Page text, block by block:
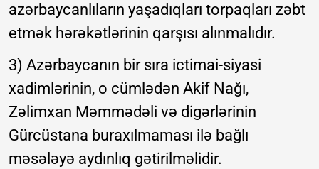
azərbaycanlıların yaşadıqları torpaqları zəbt
etmək hərəkətlərinin qarşısı alınmalıdır.
3) Azərbaycanın bir sıra ictimai-siyasi
xadimlərinin, o cümlədən Akif Nağı,
Zəlimxan Məmmədəli və digərlərinin
Gürcüstana buraxılmaması ilə bağlı
məsələyə aydınlıq gətirilməlidir.